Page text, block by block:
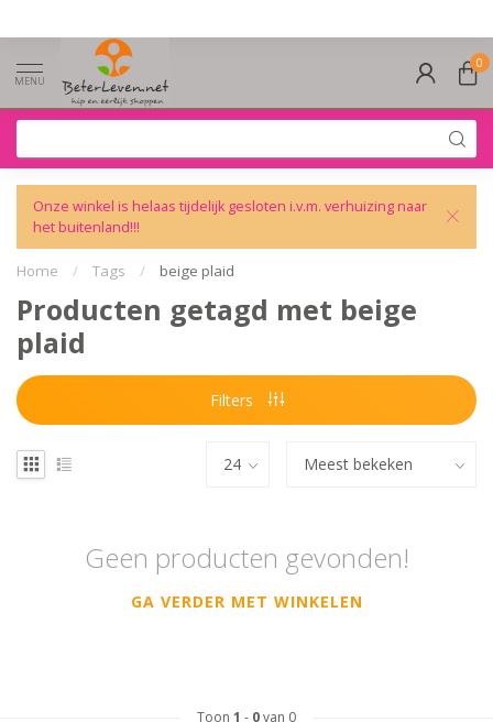
MENU
0
Onze winkel is helaas tijdelijk gesloten i.v.m. verhuizing naar
het buitenland!!!
Home / Tags / beige plaid
Producten getagd met beige
plaid
Filters
Geen producten gevonden!
GA VERDER MET WINKELEN
Toon 1 - 0van 0